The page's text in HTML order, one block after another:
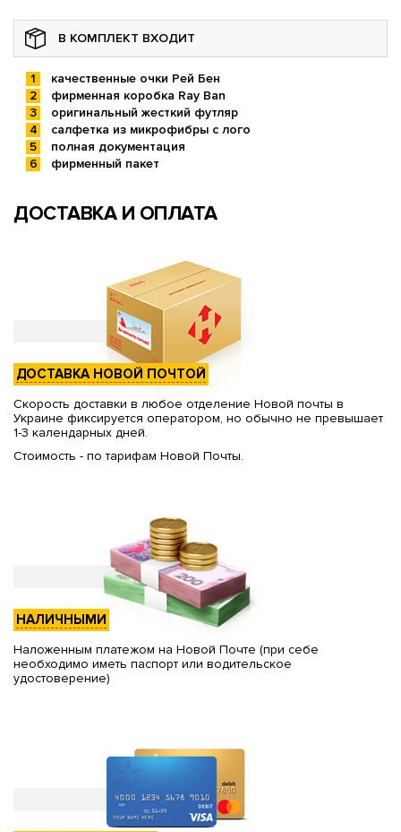
В КОМПЛЕКТ ВХОДИТ
качественные очки Рей Бен
фирменная коробка Ray Ban
оригинальный жесткий футляр
салфетка из микрофибры с лого
полная документация
фирменный пакет
ДОСТАВКА И ОПЛАТА
ДОСТАВКА НОВОЙ ПОЧТОЙ
Скорость доставки в любое отделение Новой почты в
Украине фиксируется оператором, но обычно не превышает
1-3 календарных дней.
Стоимость - по тарифам Новой Почты.
НАЛИЧНЫМИ
Наложенным платежом на Новой Почте (при себе
необходимо иметь паспорт или водительское
удостоверение)